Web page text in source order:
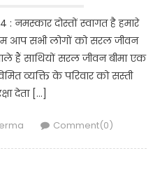
नमस्कार दोस्तों स्वागत है हमारे
सभी लोगों को सरल जीवन
हैं साथियों सरल जीवन बीमा एक
व्यक्ति के परिवार को सस्ती
देता […]
Comment(0)